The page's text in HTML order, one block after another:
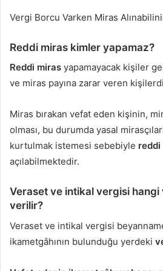
Vergi Borcu Varken Miras
Reddi miras kimler yapamaz?
Reddi miras yapamayacak kişiler
ve miras payına zarar veren
Miras bırakan vefat eden kişinin,
olması, bu durumda yasal
kurtulmak istemesi sebebiyle reddi
açılabilmektedir.
Veraset ve intikal vergisi
verilir?
Veraset ve intikal vergisi
ikametgâhının bulunduğu yerdeki